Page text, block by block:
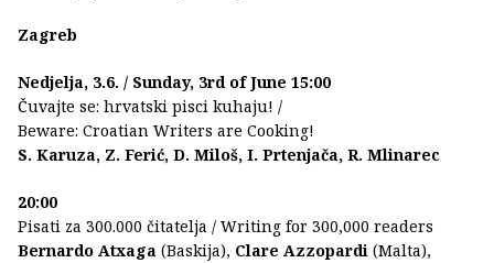
Zagreb
Nedjelja, 3.6. / Sunday, 3rd of June 15:00
Čuvajte se: hrvatski pisci kuhaju! /
Beware: Croatian Writers are Cooking!
S. Karuza, Z. Ferić, D. Miloš, I. Prtenjača, R. Mlinarec
20:00
Pisati za 300.000 čitatelja / Writing for 300,000 readers
Bernardo Atxaga (Baskija), Clare Azzopardi (Malta),